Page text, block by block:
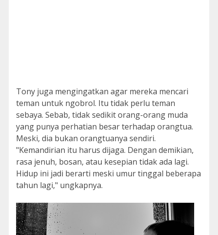
Tony juga mengingatkan agar mereka mencari
teman untuk ngobrol. Itu tidak perlu teman
sebaya. Sebab, tidak sedikit orang-orang muda
yang punya perhatian besar terhadap orangtua.
Meski, dia bukan orangtuanya sendiri.
"Kemandirian itu harus dijaga. Dengan demikian,
rasa jenuh, bosan, atau kesepian tidak ada lagi.
Hidup ini jadi berarti meski umur tinggal beberapa
tahun lagi," ungkapnya.